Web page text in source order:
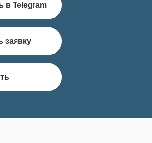
в Telegram
заявку